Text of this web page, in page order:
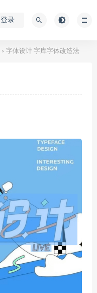
登录
> 字体设计 字库字体改造法